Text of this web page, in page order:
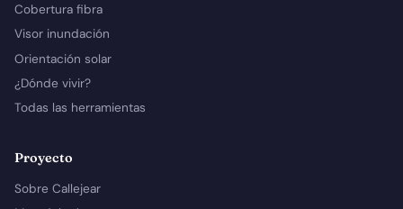
Cobertura fibra
Visor inundación
Orientación solar
¿Dónde vivir?
Todas las herramientas
Proyecto
Sobre Callejear